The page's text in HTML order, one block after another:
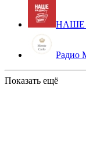
НАШЕ
Радио
Показать ещё